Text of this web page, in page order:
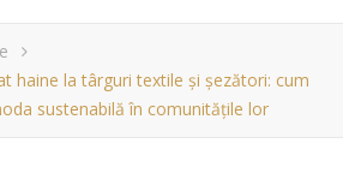
haine la târguri textile și șezători: cum
sustenabilă în comunitățile lor